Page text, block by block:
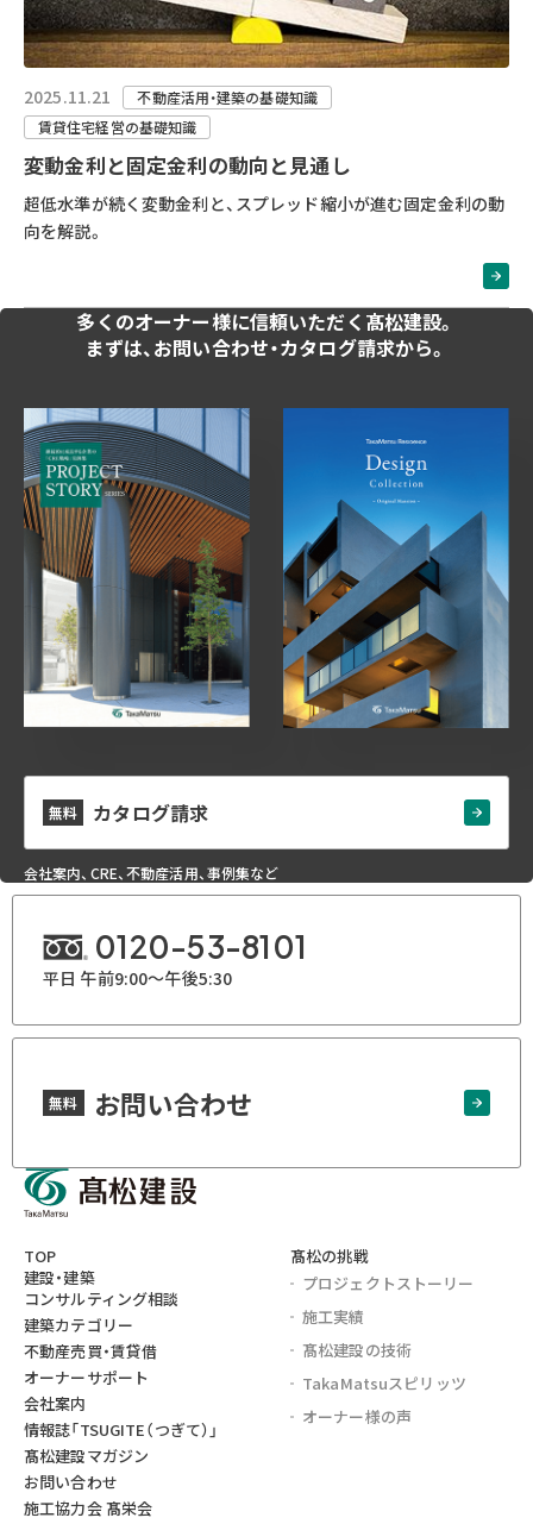
2025.11.21
不動産活用・建築の基礎知識
賃貸住宅経営の基礎知識
変動金利と固定金利の動向と見通し
超低水準が続く変動金利と、スプレッド縮小が進む固定金利の動
向を解説。
多くのオーナー様に信頼いただく髙松建設。
まずは、お問い合わせ・カタログ請求から。
無料 カタログ請求
会社案内、CRE、不動産活用、事例集など
0120-53-8101
平日 午前9:00～午後5:30
無料 お問い合わせ
TOP
建設・建築
コンサルティング相談
建築カテゴリー
不動産売買・賃貸借
オーナーサポート
会社案内
情報誌「TSUGITE（つぎて）」
髙松建設マガジン
お問い合わせ
施工協力会 髙栄会
髙松の挑戦
プロジェクトストーリー
施工実績
髙松建設の技術
TakaMatsuスピリッツ
オーナー様の声